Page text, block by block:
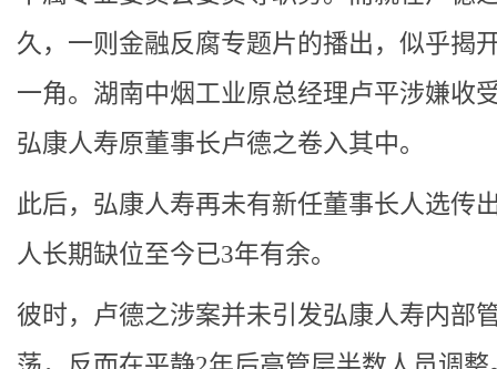
久，一则金融反腐专题片的播出，似乎揭
一角。湖南中烟工业原总经理卢平涉嫌收
弘康人寿原董事长卢德之卷入其中。
此后，弘康人寿再未有新任董事长人选传
人长期缺位至今已3年有余。
彼时，卢德之涉案并未引发弘康人寿内部